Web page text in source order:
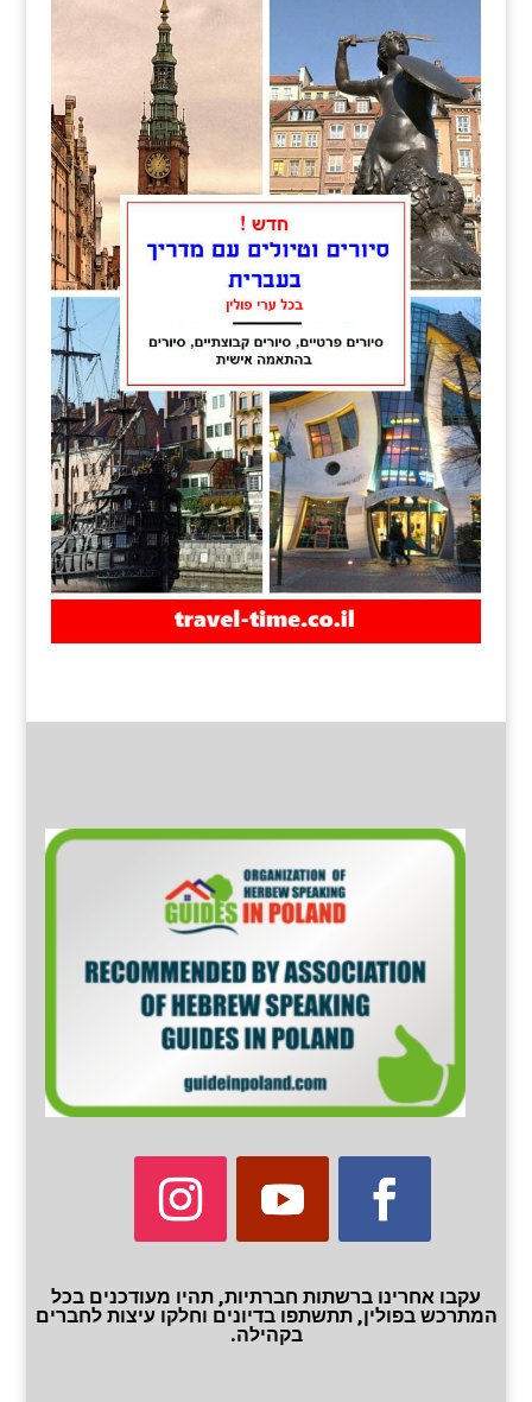
עקבו אחרינו ברשתות חברתיות, תהיו מעודכנים בכל
המתרכש בפולין, תתשתפו בדיונים וחלקו עיצות לחברים
בקהילה.